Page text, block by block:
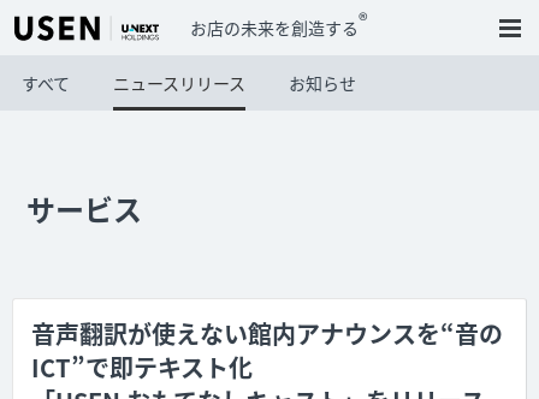
お店の未来を創造する®
すべて ニュースリリース お知らせ
サービス
音声翻訳が使えない館内アナウンスを“音の
ICT”で即テキスト化